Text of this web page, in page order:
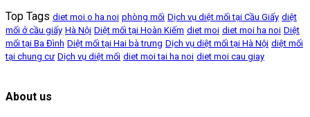
Top Tags diet moi o ha noi phòng mối Dịch vụ diệt mối tại Cầu Giấy diệt
mối ở cầu giấy Hà Nội Diệt mối tại Hoàn Kiếm diet moi diet moi ha noi Diệt
mối tại Ba Đình Diệt mối tại Hai bà trưng Dịch vụ diệt mối tại Hà Nội diệt mối
tại chung cư Dịch vụ diệt mối diet moi tai ha noi diet moi cau giay
About us